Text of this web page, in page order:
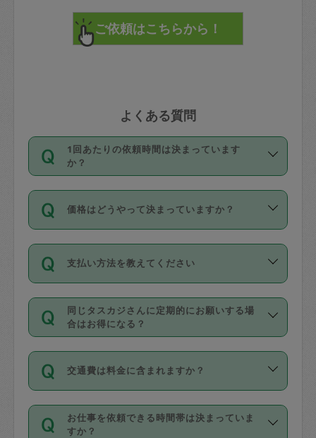
よくある質問
1回あたりの依頼時間は決まっています
か？
依頼1回につき3時間固定です。3時間を
超えて依頼したい場合は、延長機能をご
利用ください。機能をご利用いただくに
の上事前申請することが必要です。な
お、3時間を下回っても、値引き等はござ
いません。
価格はどうやって決まっていますか？
11種類の価格帯の中からタスカジさん自
身が価格を選んで設定しています。
タスカジさんの価格設定には最初は制限
があり、レビュー件数、レビューの平均
値、などで除々に設定可能な最高額が上
がっていく仕組みになっています。
支払い方法を教えてください
お支払方法はクレジットカード（Visa／
Master／JCB／AMERICAN EXPRESS／
Diners Club）のみとなります。
を行う際にご入力ください。プロフィー
ル登録時にはご入力いただかなくても大
丈夫です。
デビットカード・プリペイドカード（Vプ
同じタスカジさんに定期的にお願いする場
合はお得になる？
依頼には「スポット」と「定期（毎週｜
隔週）」があり、「定期」の依頼は「ス
ポット」よりお得な料金でご利用できま
す。
定期の最低利用回数は設けていない代わ
交通費は料金に含まれますか？
交通費は依頼料金とは別途発生し、依頼
料金のご請求と合わせてお支払いとなり
お仕事を依頼できる時間帯は決まっていま
すか？